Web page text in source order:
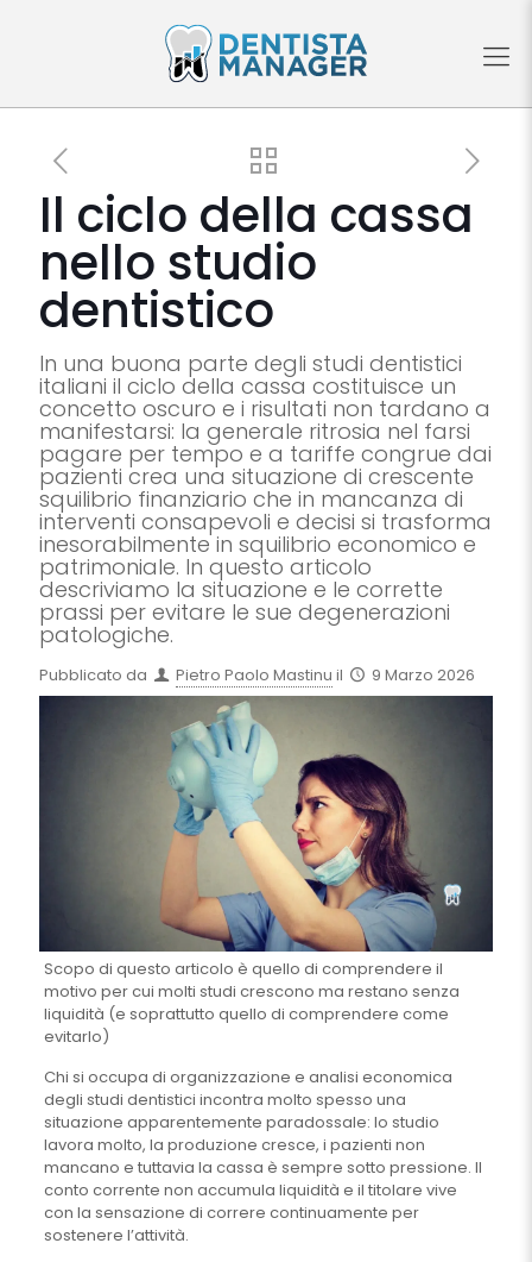
Il ciclo della cassa
nello studio
dentistico
In una buona parte degli studi dentistici
italiani il ciclo della cassa costituisce un
concetto oscuro e i risultati non tardano a
manifestarsi: la generale ritrosia nel farsi
pagare per tempo e a tariffe congrue dai
pazienti crea una situazione di crescente
squilibrio finanziario che in mancanza di
interventi consapevoli e decisi si trasforma
inesorabilmente in squilibrio economico e
patrimoniale. In questo articolo
descriviamo la situazione e le corrette
prassi per evitare le sue degenerazioni
patologiche.
Pubblicato da Pietro Paolo Mastinu il 9 Marzo 2026
Scopo di questo articolo è quello di comprendere il
motivo per cui molti studi crescono ma restano senza
liquidità (e soprattutto quello di comprendere come
evitarlo)
Chi si occupa di organizzazione e analisi economica
degli studi dentistici incontra molto spesso una
situazione apparentemente paradossale: lo studio
lavora molto, la produzione cresce, i pazienti non
mancano e tuttavia la cassa è sempre sotto pressione. Il
conto corrente non accumula liquidità e il titolare vive
con la sensazione di correre continuamente per
sostenere l’attività.